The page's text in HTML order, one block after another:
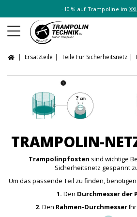
-10 % auf Trampoline im
Ersatzteile Teile Für Sicherheitsnetz
TRAMPOLIN-
Trampolinpfosten sind wichtige
Sicherheitsnetz gespannt
Um das passende Teil zu finden,
1. Den Durchmesser der
2. Den Rahmen-Durchmesser